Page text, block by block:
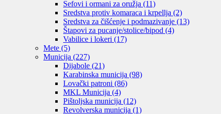
Sefovi i ormani za oružja (11)
Sredstva protiv komaraca i krpellja (2)
Sredstva za čišćenje i podmazivanje (13)
Štapovi za pucanje/stolice/bipod (4)
Vabilice i lokeri (17)
Mete (5)
Municija (227)
Dijabole (21)
Karabinska municija (98)
Lovački patroni (86)
MKL Municija (4)
Pištoljska municija (12)
Revolverska municija (1)